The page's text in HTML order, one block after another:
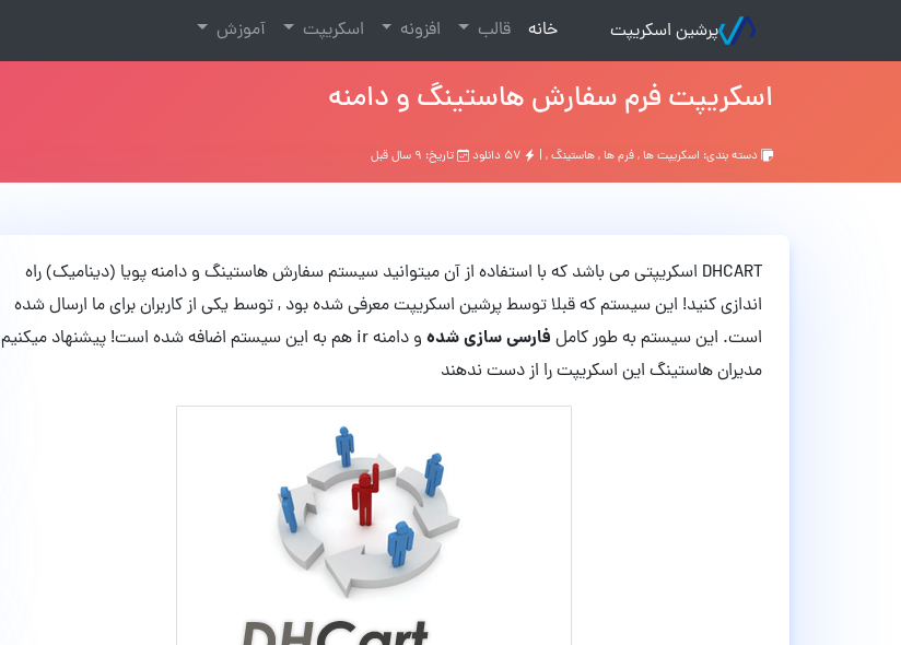
پرشین اسکریپت خانه
(current) قالب افزونه اسکریپت آموزش
اسکریپت فرم سفارش هاستینگ و دامنه
دسته بندی: اسکریپت ها,فرم ها,هاستينگ, | تاریخ: ۹ سال قبل
DHCART اسکریپتی می باشد که با استفاده از آن میتوانید سیستم سفارش هاستینگ و دامنه پویا (دینامیک) راه
اندازی کنید! این سیستم که قبلا توسط پرشین اسکریپت معرفی شده بود , توسط یکی از کاربران برای ما ارسال شده
است. این سیستم به طور کامل فارسی سازی شده
و دامنه ir هم به این سیستم اضافه شده است! پیشنهاد میکنیم
مدیران هاستینگ این اسکریپت را از دست ندهند